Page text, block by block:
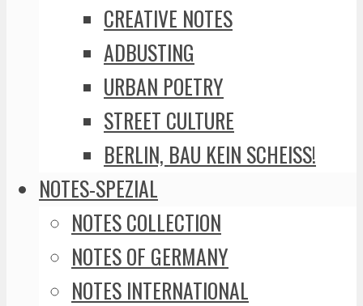
CREATIVE NOTES
ADBUSTING
URBAN POETRY
STREET CULTURE
BERLIN, BAU KEIN SCHEISS!
NOTES-SPEZIAL
NOTES COLLECTION
NOTES OF GERMANY
NOTES INTERNATIONAL